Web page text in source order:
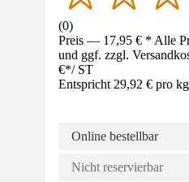
(0)
Preis — 17,95 € * Alle
und ggf. zzgl.
€*/ ST
Entspricht 29,92 € pro kg
Online bestellbar
Nicht reservierbar